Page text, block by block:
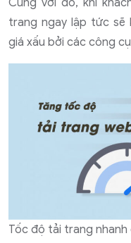
trang ngay lập tức sẽ
giá xấu bởi các công
Tốc độ tải trang nhanh